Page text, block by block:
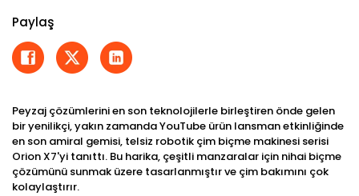
Paylaş
Peyzaj çözümlerini en son teknolojilerle birleştiren önde gelen
bir yenilikçi, yakın zamanda YouTube ürün lansman etkinliğinde
en son amiral gemisi, telsiz robotik çim biçme makinesi serisi
Orion X7'yi tanıttı. Bu harika, çeşitli manzaralar için nihai biçme
çözümünü sunmak üzere tasarlanmıştır ve çim bakımını çok
kolaylaştırır.